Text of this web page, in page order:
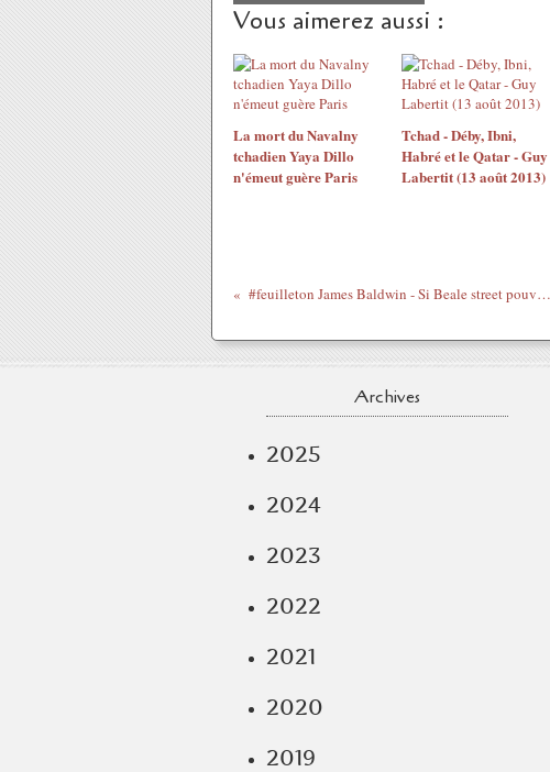
Vous aimerez aussi :
La mort du Navalny
tchadien Yaya Dillo
n'émeut guère Paris
Tchad - Déby, Ibni,
Habré et le Qatar - Guy
Labertit (13 août 2013)
#feuilleton James Baldwin - Si Beale street pouvait parler (12 / 15, lu par Grégory Protche)
Archives
2025
2024
2023
2022
2021
2020
2019